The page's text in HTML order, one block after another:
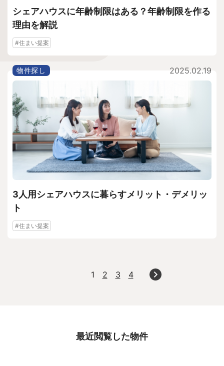
シェアハウスに年齢制限はある？年齢制限を作る
理由を解説
#住まい提案
2025.02.19
物件探し
3人用シェアハウスに暮らすメリット・デメリッ
ト
#住まい提案
1 2 3 4
最近閲覧した物件